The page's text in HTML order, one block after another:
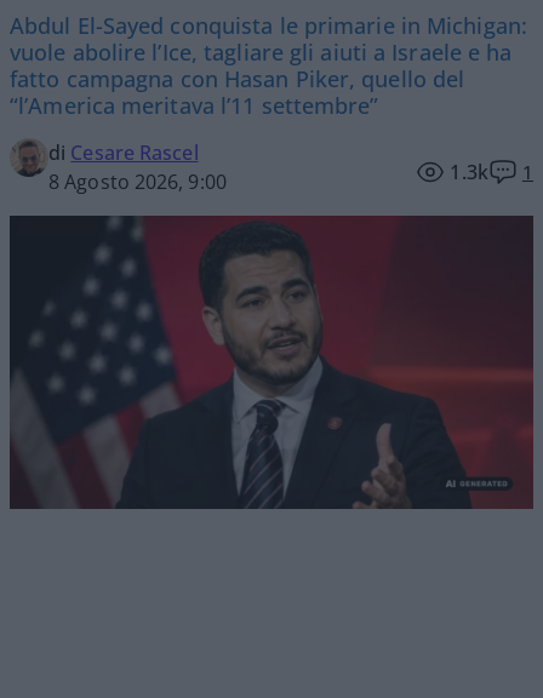
Abdul El-Sayed conquista le primarie in Michigan:
vuole abolire l’Ice, tagliare gli aiuti a Israele e ha
fatto campagna con Hasan Piker, quello del
“l’America meritava l’11 settembre”
di Cesare Rascel
8 Agosto 2026, 9:00
1.3k 1